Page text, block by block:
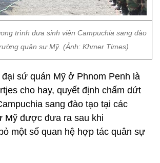
trình đưa sinh viên Campuchia sang đào
quân sự Mỹ. (Ảnh: Khmer Times)
sứ quán Mỹ ở Phnom Penh là
cho hay, quyết định chấm dứt
sang đào tạo tại các
Mỹ được đưa ra sau khi
một số quan hệ hợp tác quân sự